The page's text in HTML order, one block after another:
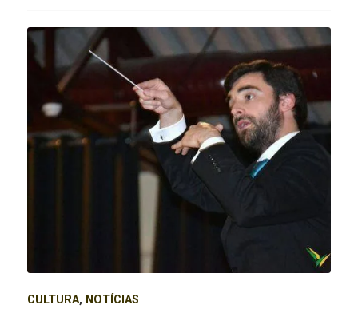
CULTURA, NOTÍCIAS